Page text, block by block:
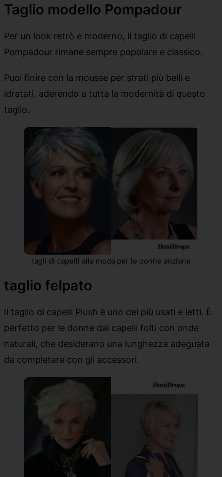
Taglio modello Pompadour
Per un look retrò e moderno, il taglio di capelli
Pompadour rimane sempre popolare e classico.
Puoi finire con la mousse per strati più belli e
idratati, aderendo a tutta la modernità di questo
taglio.
tagli di capelli alla moda per le donne anziane
taglio felpato
Il taglio di capelli Plush è uno dei più usati e letti. È
perfetto per le donne dai capelli folti con onde
naturali, che desiderano una lunghezza adeguata
da completare con gli accessori.